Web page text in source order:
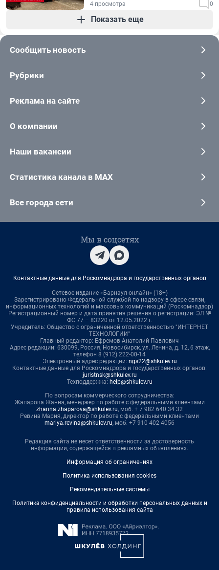
4 просмотра 0
Показать еще
Сообщить новость
Рубрики
Реклама на сайте
О компании
Наши вакансии
Статистика канала в MAX
Все города сети
Мы в соцсетях
Контактные данные для Роскомнадзора и государственных органов
Сетевое издание «Барнаул онлайн» (18+)
Зарегистрировано Федеральной службой по надзору в сфере связи,
информационных технологий и массовых коммуникаций (Роскомнадзор)
Регистрационный номер и дата принятия решения о регистрации: ЭЛ №
ФС 77 – 83220 от 12.05.2022 г.
Учредитель: Общество с ограниченной ответственностью "ИНТЕРНЕТ
ТЕХНОЛОГИИ"
Главный редактор: Ефремов Анатолий Павлович
Адрес редакции: 630099, Россия, Новосибирск, ул. Ленина, д. 12, 6 этаж,
телефон 8 (912) 222-00-14
Электронный адрес редакции: ngs22@shkulev.ru
Контактные данные для Роскомнадзора и государственных органов:
juristnsk@shkulev.ru
Техподдержка: help@shkulev.ru
По вопросам коммерческого сотрудничества:
Жапарова Жанна, менеджер по работе с федеральными клиентами
zhanna.zhaparova@shkulev.ru, моб. + 7 982 640 34 32
Ревина Мария, директор по работе с федеральными клиентами
mariya.revina@shkulev.ru, моб. +7 910 402 4056
Редакция сайта не несет ответственности за достоверность
информации, содержащейся в рекламных объявлениях.
Информация об ограничениях
Политика использования cookies
Рекомендательные системы
Политика конфиденциальности и обработки персональных данных и
правила использования сайта